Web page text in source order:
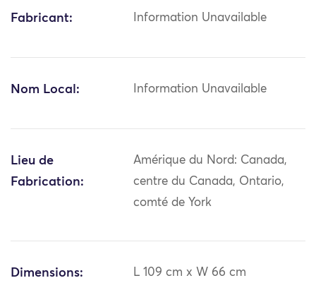
Fabricant: Information Unavailable
Nom Local: Information Unavailable
Lieu de
Fabrication:
Amérique du Nord: Canada,
centre du Canada, Ontario,
comté de York
Dimensions: L 109 cm x W 66 cm